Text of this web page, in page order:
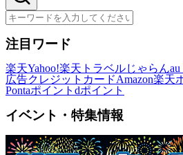
注目ワード
楽天Yahoo!楽天トラベルじゃらんau
広告クレジットカードAmazon楽天
Pontaポイント dポイント
イベント・特集情報